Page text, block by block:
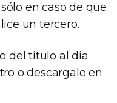
en caso de que
un tercero.
del título al día
o descargalo en